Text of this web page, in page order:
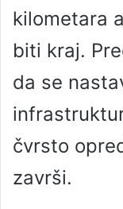
kilometara
biti kraj.
da se
čvrsto
završi.